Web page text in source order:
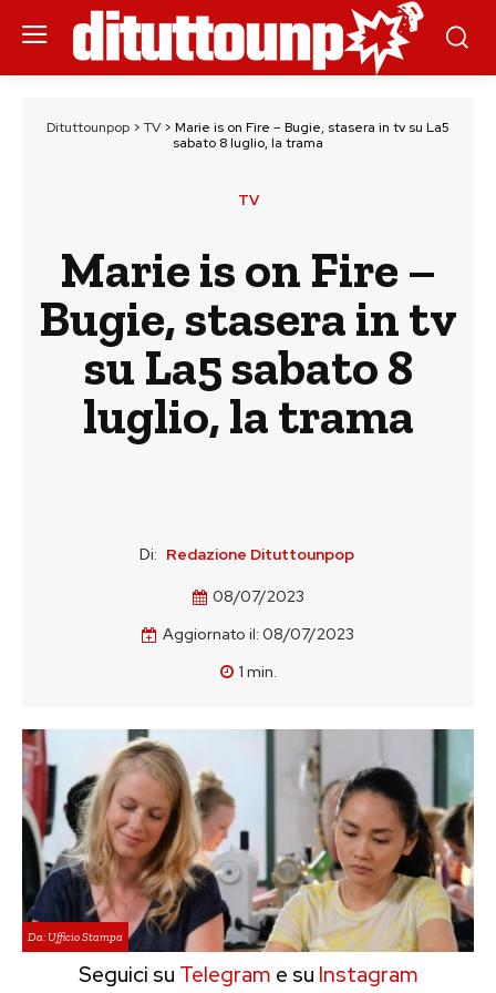
Dituttounpop > TV > Marie is on Fire – Bugie, stasera in tv su La5
sabato 8 luglio, la trama
TV
Marie is on Fire –
Bugie, stasera in tv
su La5 sabato 8
luglio, la trama
Di: Redazione Dituttounpop
08/07/2023
Aggiornato il: 08/07/2023
1 min.
Da: Ufficio Stampa
Seguici su Telegram e su Instagram